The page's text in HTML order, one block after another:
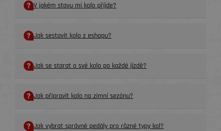
V jakém stavu mi kolo příjde?
Jak sestavit kolo z eshopu?
Jak se starat o své kolo po každé jízdě?
Jak připravit kolo na zimní sezónu?
Jak vybrat správné pedály pro různé typy kol?